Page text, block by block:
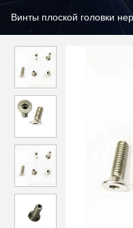
Винты плоской головки
решение для закрепления